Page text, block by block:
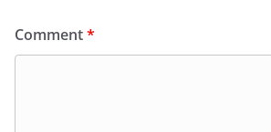
Comment*